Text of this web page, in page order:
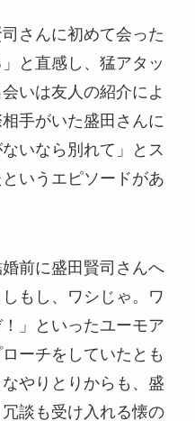
さんに初めて会った
と直感し、猛アタッ
いは友人の紹介によ
手がいた盛田さんに
いなら別れて」とス
いうエピソードがあ
前に盛田賢司さんへ
もし、ワシじゃ。ワ
」といったユーモア
ーチをしていたとも
やりとりからも、盛
談も受け入れる懐の